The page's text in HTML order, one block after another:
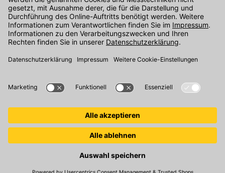
Den Kontakt direkt in unsere Niederlassungen finden Sie hier
Folgen Sie uns auf:
© 2026 Kemmler Baustoffe GmbH